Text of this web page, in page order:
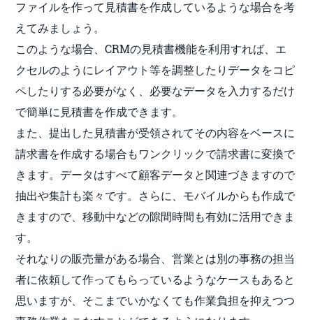
ファイルを作って見積書を作成しているような場合を考
えてみましょう。
このような場合、CRMの見積書機能を利用すれば、エ
クセルのようにレイアウト等を調整したりデータをコピ
ペしたりする必要がなく、必要なデータを入力するだけ
で簡単に見積書を作成できます。
また、提出した見積書が受領されてその内容をベースに
請求書を作成する場合もワンクリックで請求書に変換で
きます。データはすべて顧客データと関連づきますので
抽出や集計も楽々です。さらに、モバイルからも作成で
きますので、移動中などの隙間時間も有効に活用できま
す。
それなりの販売量がある場合、営業とは別の事務の担当
者に依頼して作ってもらっているようなケースもあると
思いますが、そこまでいかなくても作業負担を抑えつつ